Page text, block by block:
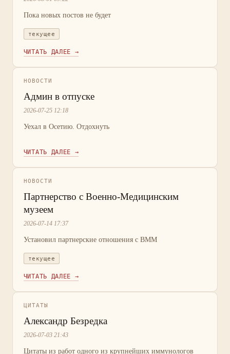
Пока новых постов не будет
текущее
ЧИТАТЬ ДАЛЕЕ →
НОВОСТИ
Админ в отпуске
2026-07-25 12:18
Уехал в Осетию. Отдохнуть
ЧИТАТЬ ДАЛЕЕ →
НОВОСТИ
Партнерство с Военно-Медицинским
музеем
2026-07-14 17:37
Установил партнерские отношения с ВММ
текущее
ЧИТАТЬ ДАЛЕЕ →
ЦИТАТЫ
Александр Безредка
2026-07-03 21:43
Цитаты из работ одного из крупнейших иммунологов